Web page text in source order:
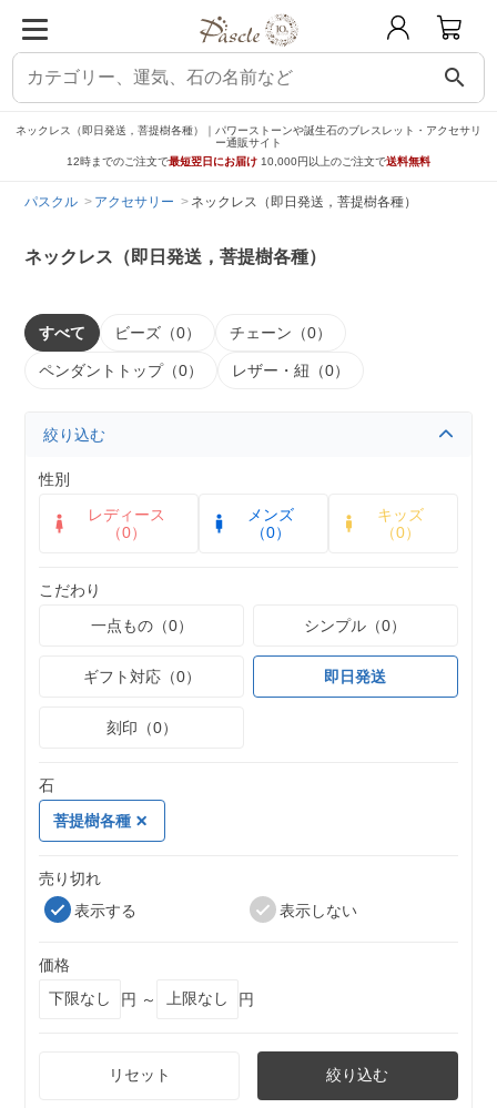
search
ネックレス（即日発送，菩提樹各種）｜パワーストーンや誕生石のブレスレット・アクセサリ
ー通販サイト
12時までのご注文で最短翌日にお届け 10,000円以上のご注文で送料無料
パスクル アクセサリー ネックレス（即日発送，菩提樹各種）
ネックレス（即日発送，菩提樹各種）
すべて ビーズ（0） チェーン（0）
ペンダントトップ（0） レザー・紐（0）
絞り込む
性別
レディース
（0）
メンズ
（0）
キッズ
（0）
こだわり
一点もの（0）
シンプル（0）
ギフト対応（0） 即日発送
刻印（0）
石
菩提樹各種
売り切れ
表示する
表示しない
価格
円 ～
円
リセット 絞り込む